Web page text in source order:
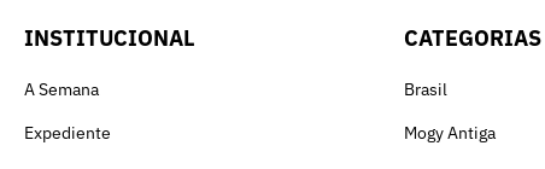
INSTITUCIONAL
A Semana
Expediente
CATEGORIAS
Brasil
Mogy Antiga